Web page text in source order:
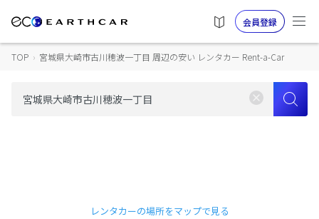
会員登録
TOP › 宮城県大崎市古川穂波一丁目 周辺の安い レンタカー Rent-a-Car
レンタカーの場所をマップで見る